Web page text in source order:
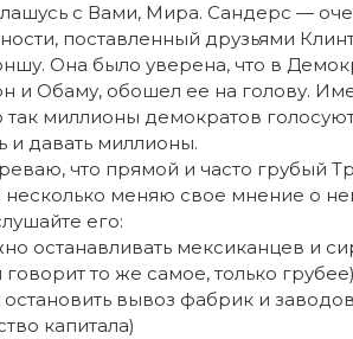
с Вами, Мира. Сандерс —
поставленный друзьями
Она было уверена, что в
и Обаму, обошел ее на голову.
так миллионы демократов
и давать миллионы.
что прямой и часто грубый
несколько меняю свое мнение о
его:
останавливать мексиканцев и
говорит то же самое, только
вывоз фабрик и
капитала)